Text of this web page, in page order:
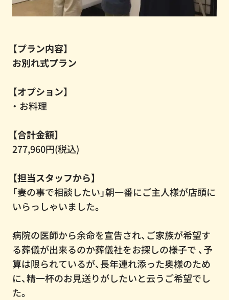
【プラン内容】
お別れ式プラン
【オプション】
・ お料理
【合計金額】
277,960円(税込)
【担当スタッフから】
「妻の事で相談したい」朝一番にご主人様が店頭に
いらっしゃいました。
病院の医師から余命を宣告され、ご家族が希望す
る葬儀が出来るのか葬儀社をお探しの様子で 、予
算は限られているが、長年連れ添った奥様のため
に、精一杯のお見送りがしたいと云うご希望でし
た。